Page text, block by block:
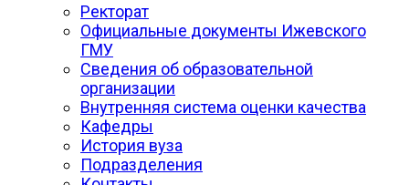
Ректорат
Официальные документы Ижевского
ГМУ
Сведения об образовательной
организации
Внутренняя система оценки качества
Кафедры
История вуза
Подразделения